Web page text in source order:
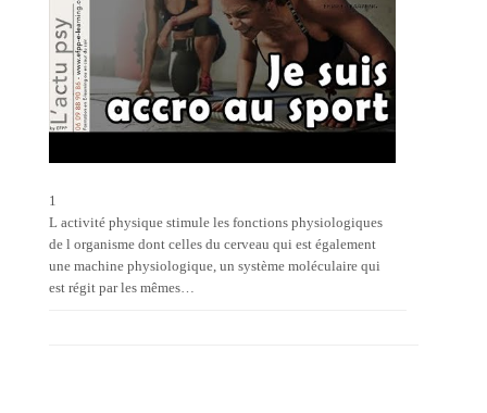
1
L activité physique stimule les fonctions physiologiques
de l organisme dont celles du cerveau qui est également
une machine physiologique, un système moléculaire qui
est régit par les mêmes…